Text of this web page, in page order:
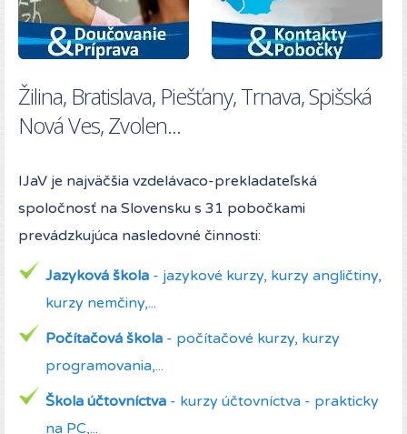
Žilina, Bratislava, Piešťany, Trnava, Spišská
Nová Ves, Zvolen...
IJaV je najväčšia vzdelávaco-prekladateľská
spoločnosť na Slovensku s 31 pobočkami
prevádzkujúca nasledovné činnosti:
Jazyková škola - jazykové kurzy, kurzy angličtiny,
kurzy nemčiny,...
Počítačová škola - počítačové kurzy, kurzy
programovania,...
Škola účtovníctva - kurzy účtovníctva - prakticky
na PC,...